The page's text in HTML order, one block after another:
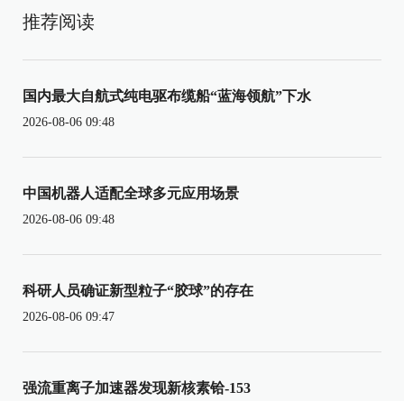
推荐阅读
国内最大自航式纯电驱布缆船“蓝海领航”下水
2026-08-06 09:48
中国机器人适配全球多元应用场景
2026-08-06 09:48
科研人员确证新型粒子“胶球”的存在
2026-08-06 09:47
强流重离子加速器发现新核素铪-153